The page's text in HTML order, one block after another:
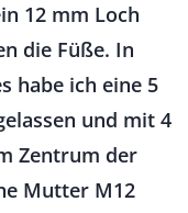
12 mm Loch
die Füße. In
habe ich eine 5
und mit 4
Zentrum der
Mutter M12